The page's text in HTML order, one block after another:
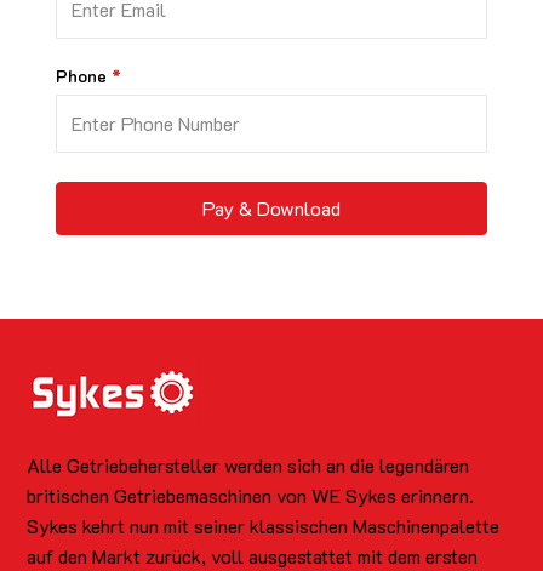
Phone
Pay & Download
Alle Getriebehersteller werden sich an die legendären
britischen Getriebemaschinen von WE Sykes erinnern.
Sykes kehrt nun mit seiner klassischen Maschinenpalette
auf den Markt zurück, voll ausgestattet mit dem ersten